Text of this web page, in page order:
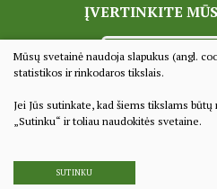
ĮVERTINKITE
© 2022 Visos
Mūsų svetainė naudoja slapukus (angl.
statistikos ir rinkodaros tikslais.
Jei Jūs sutinkate, kad šiems tikslams
„Sutinku“ ir toliau naudokitės svetaine.
SUTINKU